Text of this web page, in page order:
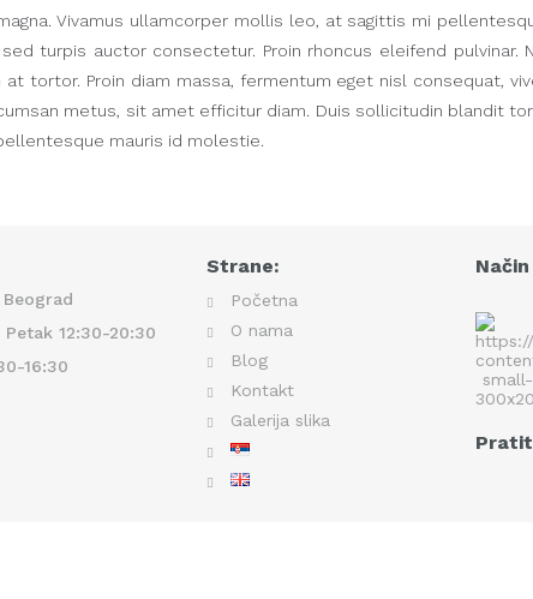
Vivamus ullamcorper mollis leo, at sagittis mi
turpis auctor consectetur. Proin rhoncus eleifend pulvinar.
tortor. Proin diam massa, fermentum eget nisl consequat,
metus, sit amet efficitur diam. Duis sollicitudin blandit
mauris id molestie.
12:30-20:30
16:30
Strane:
Početna
O nama
Blog
Kontakt
Galerija slika